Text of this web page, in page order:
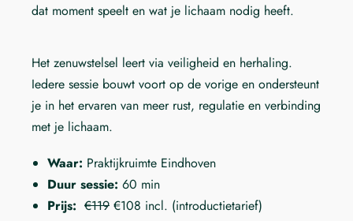
dat moment speelt en wat je lichaam nodig heeft.
Het zenuwstelsel leert via veiligheid en herhaling.
Iedere sessie bouwt voort op de vorige en ondersteunt
je in het ervaren van meer rust, regulatie en verbinding
met je lichaam.
Waar: Praktijkruimte Eindhoven
Duur sessie: 60 min
Prijs: €119 €108 incl. (introductietarief)